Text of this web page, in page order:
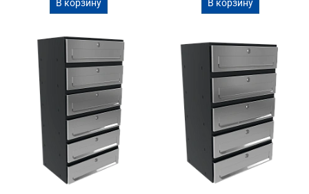
В корзину В корзину